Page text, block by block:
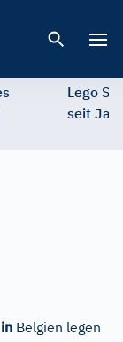
Lego
seit
Belgien legen